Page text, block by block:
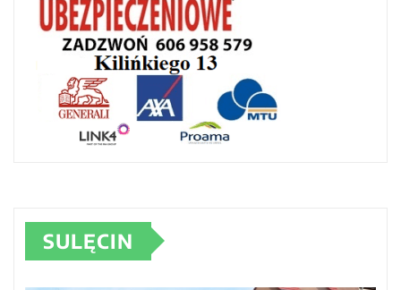
SULĘCIN